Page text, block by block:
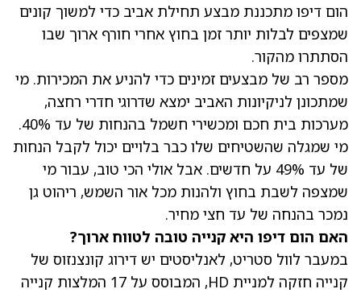
הום דיפו מתכננת מבצע תחילת אביב כדי למשוך קונים
שמצפים לבלות יותר זמן בחוץ אחרי חורף ארוך שבו
הסתתרו מהקור.
מספר רב של מבצעים זמינים כדי להניע את המכירות. מי
שמתכונן לניקיונות האביב ימצא שדרוגי חדרי רחצה,
מערכות בית חכם ומכשירי חשמל בהנחות של עד 40%.
מי שמגלה שהשטיחים שלו כבר בלויים יכול לקבל הנחות
של עד 49% על חדשים. אבל אולי הכי טוב, עבור מי
שמצפה לשבת בחוץ ולהנות מכל אור השמש, ריהוט גן
נמכר בהנחה של עד חצי מחיר.
האם הום דיפו היא קנייה טובה לטווח ארוך?
במעבר לוול סטריט, לאנליסטים יש דירוג קונצנזוס של
קנייה חזקה למניית HD, המבוסס על 17 המלצות קנייה